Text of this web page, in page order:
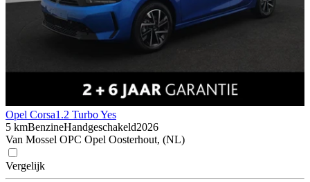
Opel Corsa1.2 Turbo Yes
5 kmBenzineHandgeschakeld2026
Van Mossel OPC Opel Oosterhout, (NL)
Vergelijk